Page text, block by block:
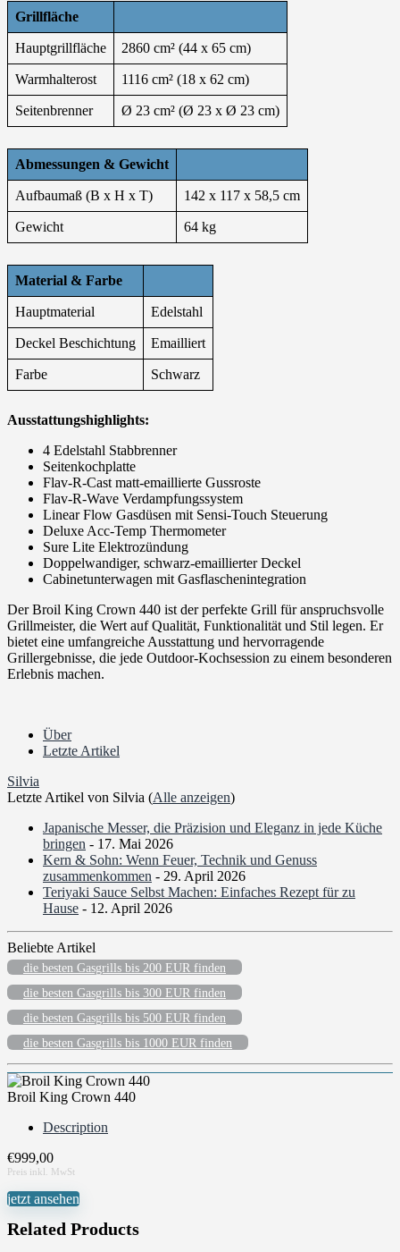
Grillfläche
Hauptgrillfläche 2860 cm² (44 x 65 cm)
Warmhalterost 1116 cm² (18 x 62 cm)
Seitenbrenner Ø 23 cm² (Ø 23 x Ø 23 cm)
Abmessungen & Gewicht
Aufbaumaß (B x H x T) 142 x 117 x 58,5 cm
Gewicht 64 kg
Material & Farbe
Hauptmaterial Edelstahl
Deckel Beschichtung Emailliert
Farbe Schwarz
Ausstattungshighlights:
4 Edelstahl Stabbrenner
Seitenkochplatte
Flav-R-Cast matt-emaillierte Gussroste
Flav-R-Wave Verdampfungssystem
Linear Flow Gasdüsen mit Sensi-Touch Steuerung
Deluxe Acc-Temp Thermometer
Sure Lite Elektrozündung
Doppelwandiger, schwarz-emaillierter Deckel
Cabinetunterwagen mit Gasflaschenintegration
Der Broil King Crown 440 ist der perfekte Grill für anspruchsvolle
Grillmeister, die Wert auf Qualität, Funktionalität und Stil legen. Er
bietet eine umfangreiche Ausstattung und hervorragende
Grillergebnisse, die jede Outdoor-Kochsession zu einem besonderen
Erlebnis machen.
Über
Letzte Artikel
Silvia
Letzte Artikel von Silvia (Alle anzeigen)
Japanische Messer, die Präzision und Eleganz in jede Küche
bringen - 17. Mai 2026
Kern & Sohn: Wenn Feuer, Technik und Genuss
zusammenkommen - 29. April 2026
Teriyaki Sauce Selbst Machen: Einfaches Rezept für zu
Hause - 12. April 2026
Beliebte Artikel
die besten Gasgrills bis 200 EUR finden
die besten Gasgrills bis 300 EUR finden
die besten Gasgrills bis 500 EUR finden
die besten Gasgrills bis 1000 EUR finden
Broil King Crown 440
Description
€999,00
jetzt ansehen
Related Products